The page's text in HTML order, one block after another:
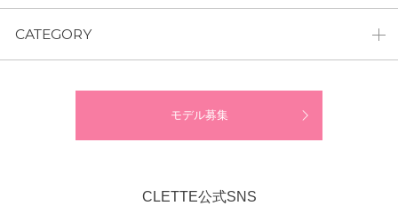
CATEGORY
モデル募集
CLETTE公式SNS